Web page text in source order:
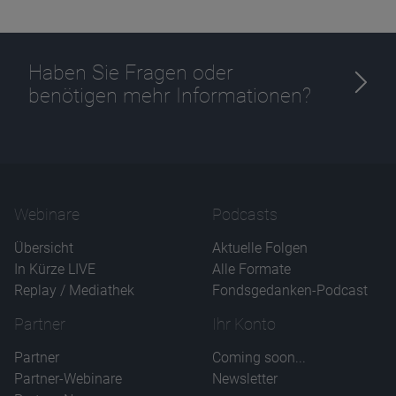
Haben Sie Fragen oder
benötigen mehr Informationen?
Webinare
Übersicht
In Kürze LIVE
Replay / Mediathek
Podcasts
Aktuelle Folgen
Alle Formate
Fondsgedanken-Podcast
Partner
Partner
Partner-Webinare
Ihr Konto
Coming soon...
Newsletter